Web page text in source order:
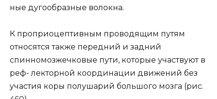
ные дугообразные волокна.
К проприоцептивным проводящим путям
относятся также передний и задний
спинномозжечковые пути, которые участвуют в
реф- лекторной координации движений без
участия коры полушарий большого мозга (рис.